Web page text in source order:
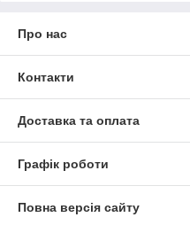
Про нас
Контакти
Доставка та оплата
Графік роботи
Повна версія сайту